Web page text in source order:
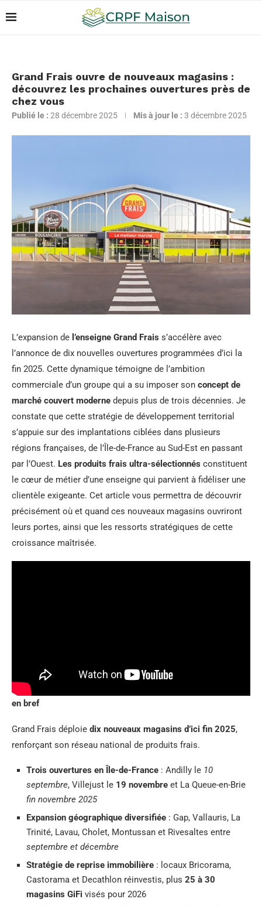
Grand Frais ouvre de nouveaux magasins :
découvrez les prochaines ouvertures près de
chez vous
Publié le : 28 décembre 2025 Mis à jour le : 3 décembre 2025
L’expansion de l’enseigne Grand Frais s’accélère avec
l’annonce de dix nouvelles ouvertures programmées d’ici la
fin 2025. Cette dynamique témoigne de l’ambition
commerciale d’un groupe qui a su imposer son concept de
marché couvert moderne depuis plus de trois décennies. Je
constate que cette stratégie de développement territorial
s’appuie sur des implantations ciblées dans plusieurs
régions françaises, de l’Île-de-France au Sud-Est en passant
par l’Ouest. Les produits frais ultra-sélectionnés constituent
le cœur de métier d’une enseigne qui parvient à fidéliser une
clientèle exigeante. Cet article vous permettra de découvrir
précisément où et quand ces nouveaux magasins ouvriront
leurs portes, ainsi que les ressorts stratégiques de cette
croissance maîtrisée.
en bref
Grand Frais déploie dix nouveaux magasins d’ici fin 2025,
renforçant son réseau national de produits frais.
Trois ouvertures en Île-de-France : Andilly le 10
septembre, Villejust le 19 novembre et La Queue-en-Brie
fin novembre 2025
Expansion géographique diversifiée : Gap, Vallauris, La
Trinité, Lavau, Cholet, Montussan et Rivesaltes entre
septembre et décembre
Stratégie de reprise immobilière : locaux Bricorama,
Castorama et Decathlon réinvestis, plus 25 à 30
magasins GiFi visés pour 2026